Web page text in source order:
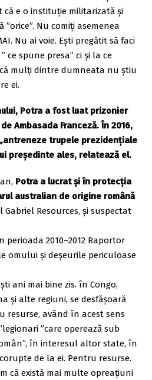
că e o instituție militarizată și
Nu comiți asemenea
Nu ai voie. Ești pregătit să faci
ce spune presa” ci și la ce
mulți dintre dumneata nu știu
ei.
Potra a fost luat prizonier
Ambasada Franceză. În 2016,
trupele prezidențiale
președinte ales, relatează el.
Potra a lucrat și în protecția
australian de origine română
Resources, și suspectat
perioada 2010–2012 Raportor
omului și deșeurile periculoase
ani mai bine zis. în Congo,
și alte regiuni, se desfășoară
având în acest sens
”care operează sub
în interesul altor state, în
de la ei. Pentru resurse.
că există mai multe opreațiuni